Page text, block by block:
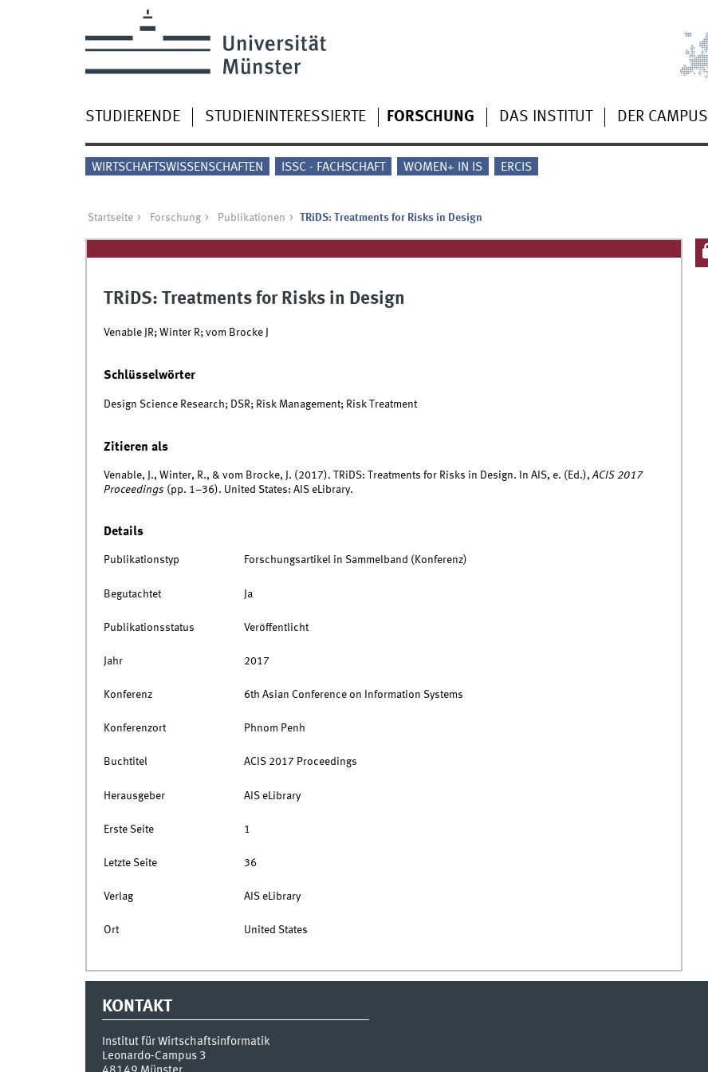
STUDIERENDE STUDIENINTERESSIERTE FORSCHUNG DAS INSTITUT DER CAMPUS
WIRTSCHAFTSWISSENSCHAFTEN ISSC - FACHSCHAFT WOMEN+ IN IS ERCIS
Startseite Forschung Publikationen TRiDS: Treatments for Risks in Design
TRiDS: Treatments for Risks in Design
Venable JR; Winter R; vom Brocke J
Schlüsselwörter
Design Science Research; DSR; Risk Management; Risk Treatment
Zitieren als
Venable, J., Winter, R., & vom Brocke, J. (2017). TRiDS: Treatments for Risks in Design. In AIS, e. (Ed.),ACIS 2017
Proceedings (pp. 1–36). United States: AIS eLibrary.
Details
Publikationstyp Forschungsartikel in Sammelband (Konferenz)
Begutachtet Ja
Publikationsstatus Veröffentlicht
Jahr 2017
Konferenz 6th Asian Conference on Information Systems
Konferenzort Phnom Penh
Buchtitel ACIS 2017 Proceedings
Herausgeber AIS eLibrary
Erste Seite 1
Letzte Seite 36
Verlag AIS eLibrary
Ort United States
KONTAKT
Institut für Wirtschaftsinformatik
Leonardo-Campus 3